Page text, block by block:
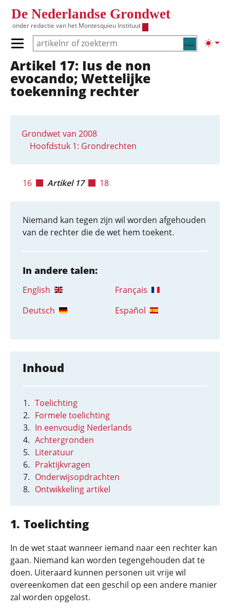
De Nederlandse Grondwet
onder redactie van het Montesquieu Instituut
Zoeken
Primair menu tonen/verbergen
Hoofdnavigatie
Artikel 17: Ius de non
evocando; Wettelijke
toekenning rechter
Grondwet van 2008
Hoofdstuk 1: Grondrechten
16 Artikel 17 18
Niemand kan tegen zijn wil worden afgehouden
van de rechter die de wet hem toekent.
In andere talen:
English
Français
Deutsch
Español
Inhoud
Toelichting
Formele toelichting
In eenvoudig Nederlands
Achtergronden
Literatuur
Praktijkvragen
Onderwijsopdrachten
Ontwikkeling artikel
Toelichting
In de wet staat wanneer iemand naar een rechter kan
gaan. Niemand kan worden tegengehouden dat te
doen. Uiteraard kunnen personen uit vrije wil
overeenkomen dat een geschil op een andere manier
zal worden opgelost.